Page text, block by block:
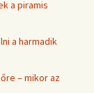
a piramis
a harmadik
– mikor az